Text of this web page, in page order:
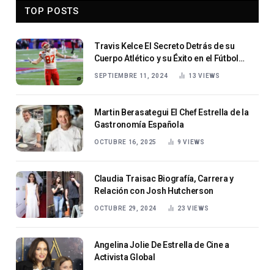
TOP POSTS
Travis Kelce El Secreto Detrás de su
Cuerpo Atlético y su Éxito en el Fútbol
SEPTIEMBRE 11, 2024 13VIEWS
Martin Berasategui El Chef Estrella de la
Gastronomía Española
OCTUBRE 16, 2025 9VIEWS
Claudia Traisac Biografía, Carrera y
Relación con Josh Hutcherson
OCTUBRE 29, 2024 23VIEWS
Angelina Jolie De Estrella de Cine a
Activista Global